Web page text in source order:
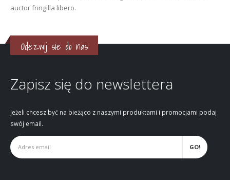
auctor fringilla libero.
Odezwij sie do nas
Zapisz się do newslettera
Jeżeli chcesz być na bieżąco z naszymi produktami i promocjami podaj
swój email.